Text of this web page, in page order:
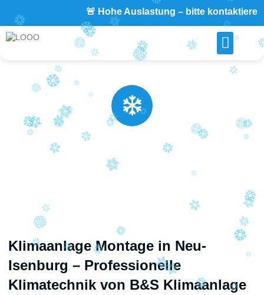
🚨 Hohe Auslastung – bitte kontaktieren Sie
Klimaanlage Montage in Neu-
Isenburg
Klimaanlage Montage in Neu-
Isenburg – Professionelle
Klimatechnik von B&S Klimaanlage